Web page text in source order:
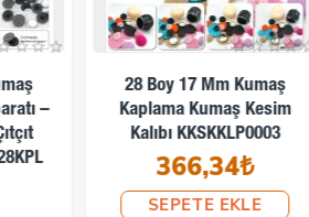
28 Boy 17 Mm Kumaş
Kaplama Kumaş Kesim
Kalıbı KKSKKLP0003
366,34₺
SEPETE EKLE
Tip